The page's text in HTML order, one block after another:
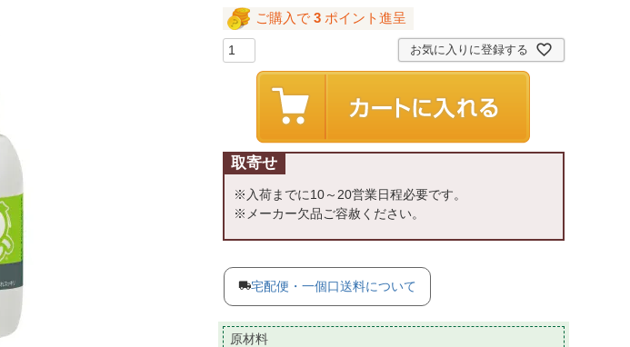
ご購入で 3 ポイント進呈
お気に入りに登録する
取寄せ
※入荷までに10～20営業日程必要です。
※メーカー欠品ご容赦ください。
宅配便・一個口送料について
原材料